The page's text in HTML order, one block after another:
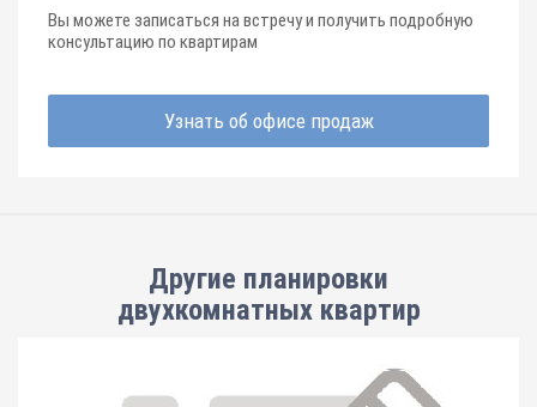
Вы можете записаться на встречу и получить подробную
консультацию по квартирам
Узнать об офисе продаж
Другие планировки
двухкомнатных квартир